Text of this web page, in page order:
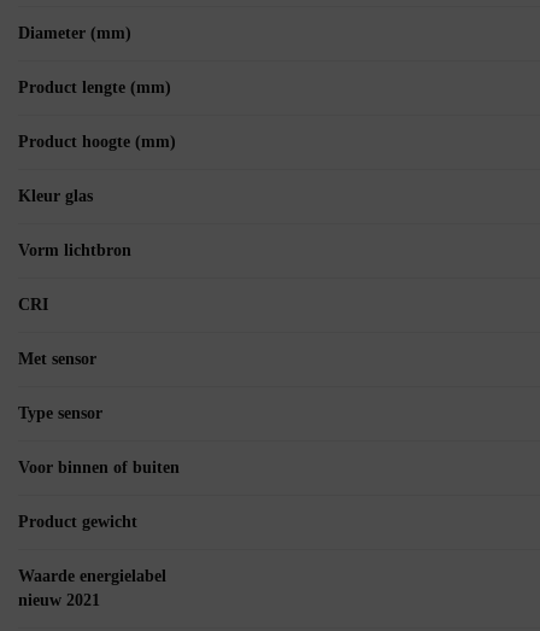
Diameter (mm)
Product lengte (mm)
Product hoogte (mm)
Kleur glas
Vorm lichtbron
CRI
Met sensor
Type sensor
Voor binnen of buiten
Product gewicht
Waarde energielabel
nieuw 2021